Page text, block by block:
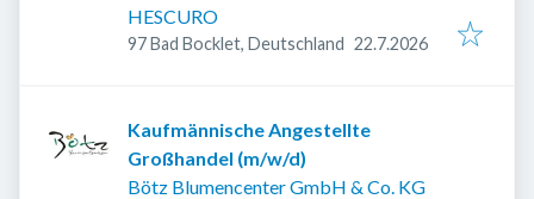
HESCURO
97 Bad Bocklet, Deutschland Veröffentlicht:
22.7.2026
Kaufmännische Angestellte
Großhandel (m/w/d)
Bötz Blumencenter GmbH & Co. KG